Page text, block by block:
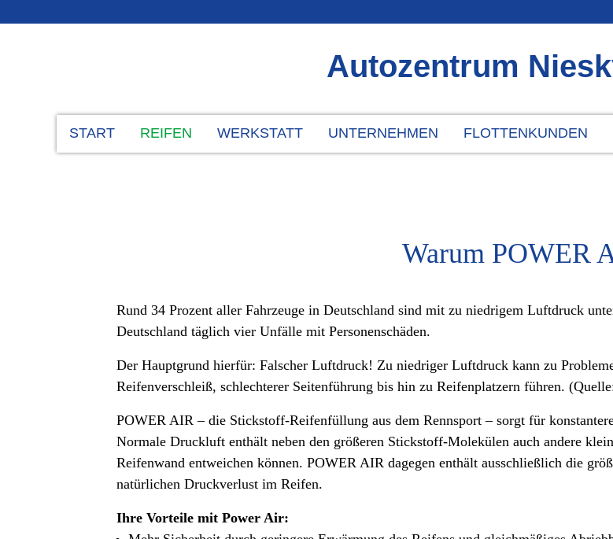
Autozentrum
START REIFEN WERKSTATT UNTERNEHMEN FLOTTENKUNDEN
Warum POWER
Rund 34 Prozent aller Fahrzeuge in Deutschland sind mit zu niedrigem Luftdruck
Deutschland täglich vier Unfälle mit Personenschäden.
Der Hauptgrund hierfür: Falscher Luftdruck! Zu niedriger Luftdruck kann zu
Reifenverschleiß, schlechterer Seitenführung bis hin zu Reifenplatzern führen.
POWER AIR – die Stickstoff-Reifenfüllung aus dem Rennsport – sorgt für
Normale Druckluft enthält neben den größeren Stickstoff-Molekülen auch andere
Reifenwand entweichen können. POWER AIR dagegen enthält ausschließlich die
natürlichen Druckverlust im Reifen.
Ihre Vorteile mit Power Air: